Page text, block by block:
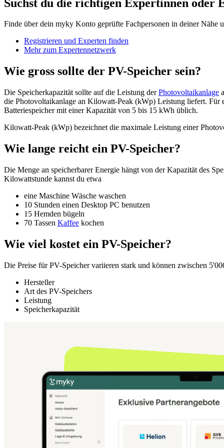
Suchst du die richtigen Expertinnen oder
Finde über dein myky Konto geprüfte Fachpersonen in deiner Nähe
Registrieren und Experten finden
Mehr zum Expertennetzwerk
Wie gross sollte der PV-Speicher sein?
Die Speicherkapazität sollte auf die Leistung derPhotovoltaikanlage
die Photovoltaikanlage an Kilowatt-Peak (kWp) Leistung liefert. Für
Batteriespeicher mit einer Kapazität von 5 bis 15 kWh üblich.
Kilowatt-Peak (kWp) bezeichnet die maximale Leistung einer
Wie lange reicht ein PV-Speicher?
Die Menge an speicherbarer Energie hängt von der Kapazität des
Kilowattstunde kannst du etwa
eine Maschine Wäsche waschen
10 Stunden einen Desktop PC benutzen
15 Hemden bügeln
70 Tassen Kaffee kochen
Wie viel kostet ein PV-Speicher?
Die Preise für PV-Speicher variieren stark und können zwischen
Hersteller
Art des PV-Speichers
Leistung
Speicherkapazität